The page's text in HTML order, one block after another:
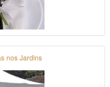
nos Jardins